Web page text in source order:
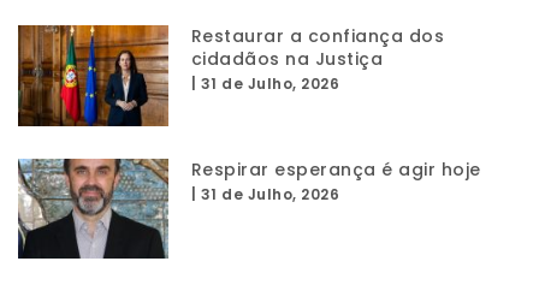
Restaurar a confiança dos
cidadãos na Justiça
31 de Julho, 2026
Respirar esperança é agir hoje
31 de Julho, 2026